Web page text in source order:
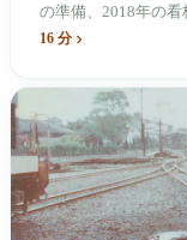
の準備、2018年の
て、自らが行ったこ
16 分